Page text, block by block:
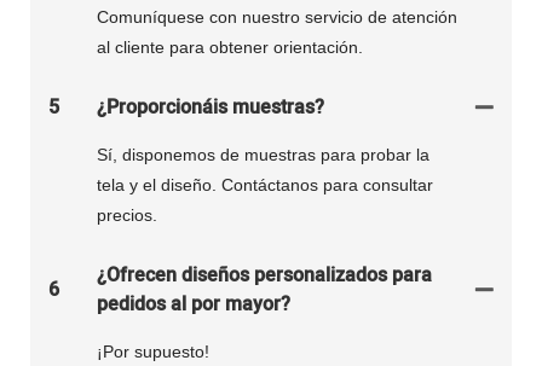
Comuníquese con nuestro servicio de atención
al cliente para obtener orientación.
5 ¿Proporcionáis muestras?
Sí, disponemos de muestras para probar la
tela y el diseño. Contáctanos para consultar
precios.
6
¿Ofrecen diseños personalizados para
pedidos al por mayor?
¡Por supuesto!